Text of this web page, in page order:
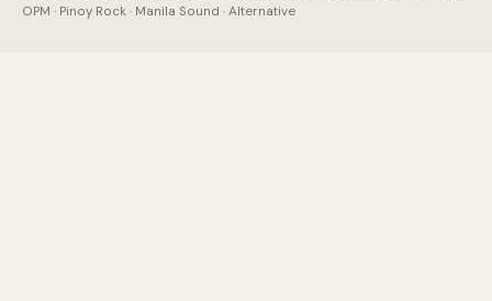
OPM · Pinoy Rock · Manila Sound · Alternative